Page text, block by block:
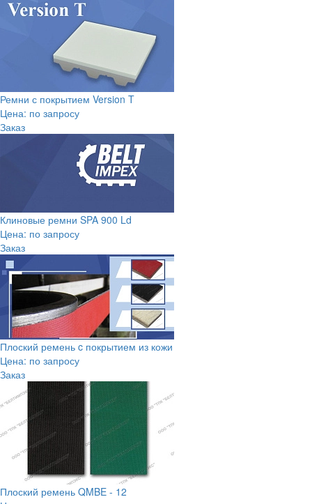
Ремни с покрытием Version T
Цена: по запросу
Заказ
Клиновые ремни SPA 900 Ld
Цена: по запросу
Заказ
Плоский ремень c покрытием из кожи
Цена: по запросу
Заказ
Плоский ремень QMBE - 12